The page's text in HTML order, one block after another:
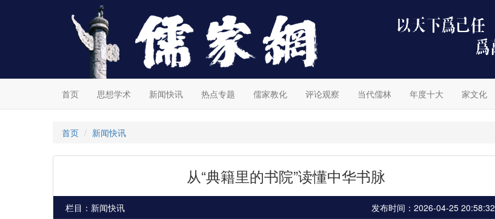
首页 思想学术 新闻快讯 热点专题 儒家教化 评论观察 当代儒林 年度十大 家文化
首页 新闻快讯
从“典籍里的书院”读懂中华书脉
栏目：新闻快讯
发布时间：2026-04-25 20:58:32